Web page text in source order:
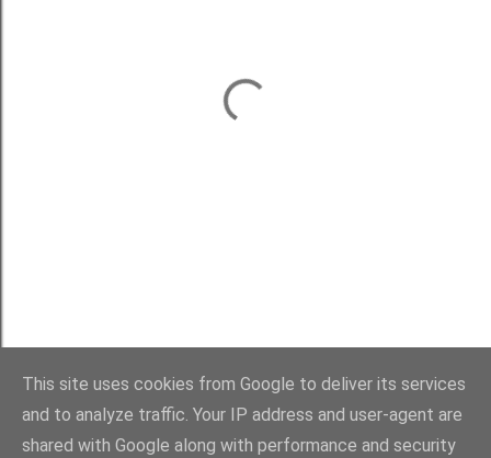
This site uses cookies from Google to deliver its services
and to analyze traffic. Your IP address and user-agent are
shared with Google along with performance and security